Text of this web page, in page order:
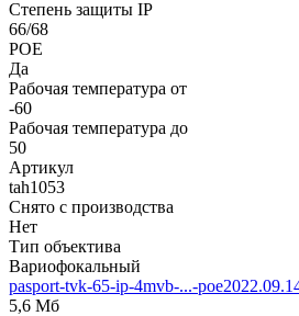
Степень защиты IP
66/68
POE
Да
Рабочая температура от
-60
Рабочая температура до
50
Артикул
tah1053
Снято с производства
Нет
Тип объектива
Вариофокальный
pasport-tvk-65-ip-4mvb-...-
5,6 Мб